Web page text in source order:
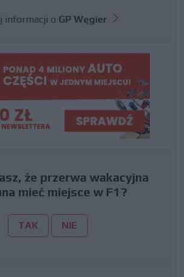
informacji o GP Węgier
że przerwa wakacyjna
mieć miejsce w F1?
TAK NIE